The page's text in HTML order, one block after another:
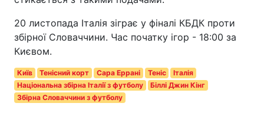
20 листопада Італія зіграє у фіналі КБДК проти
збірної Словаччини. Час початку ігор - 18:00 за
Києвом.
Київ Тенісний корт Сара Еррані Теніс
Італія
Національна збірна Італії з футболу
Біллі Джин Кінг
Збірна Словаччини з футболу